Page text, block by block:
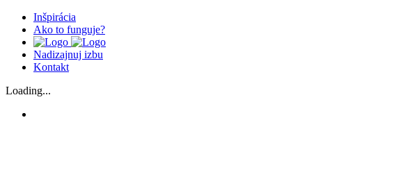
Inšpirácia
Ako to funguje?
Nadizajnuj izbu
Kontakt
Loading...